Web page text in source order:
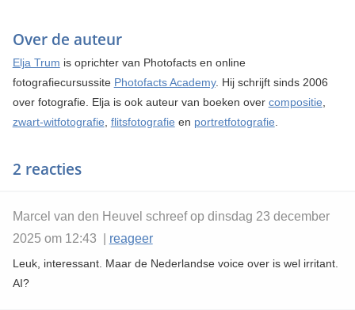
Over de auteur
Elja Trum is oprichter van Photofacts en online
fotografiecursussite Photofacts Academy. Hij schrijft sinds 2006
over fotografie. Elja is ook auteur van boeken over compositie
zwart-witfotografie flitsfotografie en portretfotografie
2 reacties
Marcel van den Heuvel schreef op dinsdag 23 december
2025 om 12:43 | reageer
Leuk, interessant. Maar de Nederlandse voice over is wel irritant.
AI?